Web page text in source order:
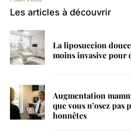
Les articles à découvrir
La liposuccion
moins invasive pour
Augmentation
que vous n’osez pas
honnêtes